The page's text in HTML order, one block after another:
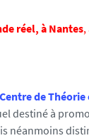
réel, à Nantes
Centre de Théorie
destiné à
néanmoins